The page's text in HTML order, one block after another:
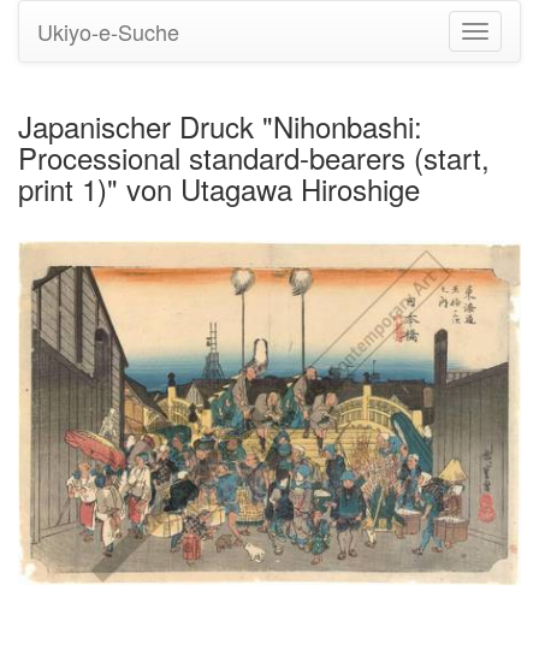
Ukiyo-e-Suche
Japanischer Druck "Nihonbashi:
Processional standard-bearers (start,
print 1)" von Utagawa Hiroshige